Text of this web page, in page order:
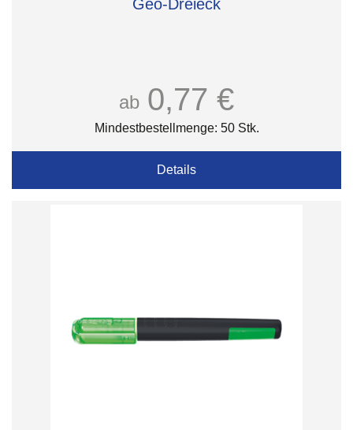
Geo-Dreieck
ab 0,77 €
Mindestbestellmenge: 50 Stk.
Details